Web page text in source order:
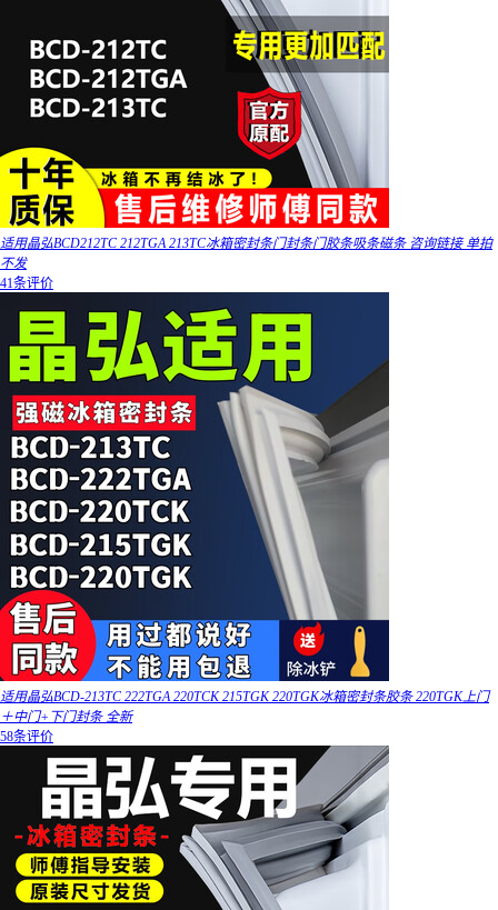
适用晶弘BCD212TC 212TGA 213TC冰箱密封条门封条门胶条吸条磁条 咨询链接 单拍
不发
41条评价
适用晶弘BCD-213TC 222TGA 220TCK 215TGK 220TGK冰箱密封条胶条 220TGK上门
＋中门+下门封条 全新
58条评价